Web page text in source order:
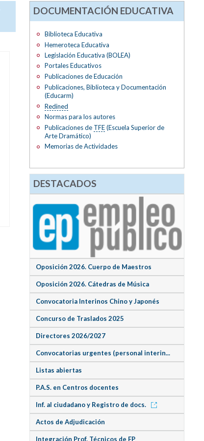
DOCUMENTACIÓN EDUCATIVA
Biblioteca Educativa
Hemeroteca Educativa
Legislación Educativa (BOLEA)
Portales Educativos
Publicaciones de Educación
Publicaciones, Biblioteca y Documentación
(Educarm)
Redined
Normas para los autores
Publicaciones de TFE(Escuela Superior de
Arte Dramático)
Memorias de Actividades
DESTACADOS
Oposición 2026. Cuerpo de Maestros
Oposición 2026. Cátedras de Música
Convocatoria Interinos Chino y Japonés
Concurso de Traslados 2025
Directores 2026/2027
Convocatorias urgentes (personal interin...
Listas abiertas
P.A.S. en Centros docentes
Inf. al ciudadano y Registro de docs.
Actos de Adjudicación
Integración Prof. Técnicos de FP